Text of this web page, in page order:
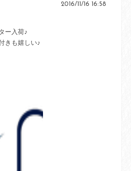
2016/11/16 16:58
ー入荷♪
きも嬉しい♪